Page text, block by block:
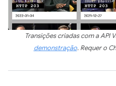
Transições criadas com a API
demonstração. Requer o